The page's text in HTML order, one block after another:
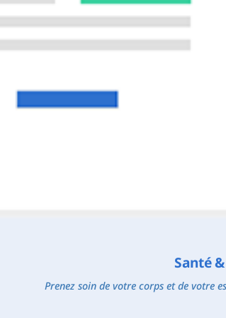
Santé
Prenez soin de votre corps et de votre